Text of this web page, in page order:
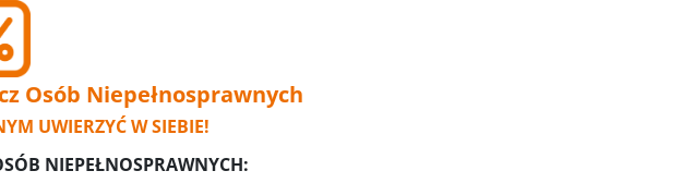
Osób Niepełnosprawnych
UWIERZYĆ W SIEBIE!
NIEPEŁNOSPRAWNYCH: